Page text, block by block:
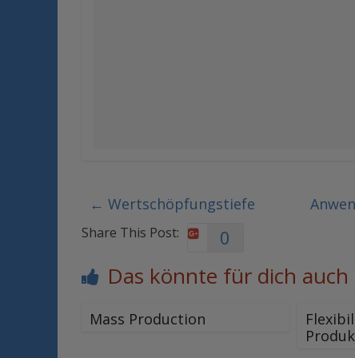
← Wertschöpfungstiefe
Share This Post: 0
Das könnte für dich
Mass Production